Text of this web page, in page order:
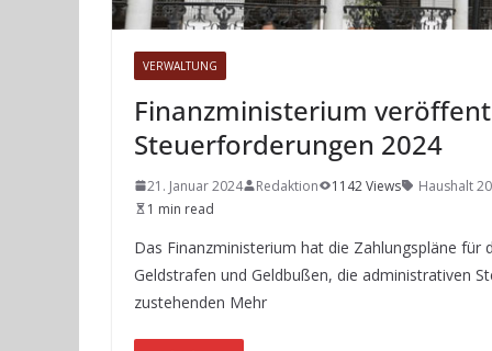
VERWALTUNG
Finanzministerium
Steuerforderungen 2024
21. Januar 2024 Redaktion 1142 Views Haushalt
1 min read
Das Finanzministerium hat die Zahlungspläne
Geldstrafen und Geldbußen, die administrativen
zustehenden Mehr